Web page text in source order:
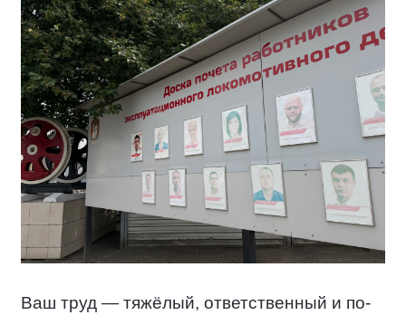
Ваш труд — тяжёлый, ответственный и по-